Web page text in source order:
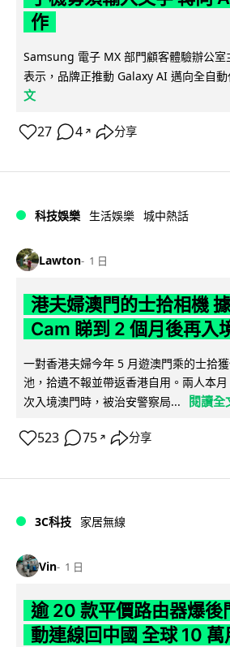
作
Samsung 電子 MX 部門顧客體驗辦公室
表示，品牌正推動 Galaxy AI 邁向全自
文
27 4 ↗ 分享
科技娛樂 生活娛樂 城中熱話
Lawton 1 日
港夫婦澳門的士拾相機
Cam 睇到 2 個月後再入
一對香港夫婦今年 5 月遊澳門乘的士拾
池，拾遺不報並帶返香港自用。兩人本
次入境澳門時，被治安警察局...
閱讀全
523 75 ↗ 分享
3C科技 家居無線
Vin 1 日
逾 20 款平價路由器爆後
動連線回中國 全球 10